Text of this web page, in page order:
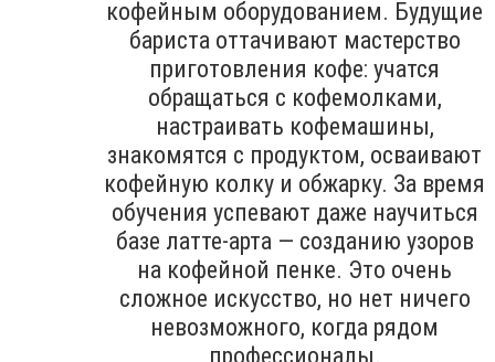
кофейным оборудованием. Будущие
бариста оттачивают мастерство
приготовления кофе: учатся
обращаться с кофемолками,
настраивать кофемашины,
знакомятся с продуктом, осваивают
кофейную колку и обжарку. За время
обучения успевают даже научиться
базе латте-арта — созданию узоров
на кофейной пенке. Это очень
сложное искусство, но нет ничего
невозможного, когда рядом
профессионалы.